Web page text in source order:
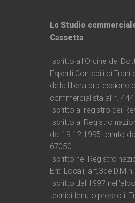
Lo Studio
Cassetta
Iscritto all’Ordine dei
Esperti Contabili di Trani
della libera professione
commercialista al n.
Iscritto al registro dei
Iscritto al Registro
dal 19.12.1995 tenuto
67050.
Iscritto nel Registro
Enti Locali,
Iscritto dal 1997
tecnici tenuto presso il